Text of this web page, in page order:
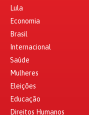
Lula
Economia
Brasil
Internacional
Saúde
Mulheres
Eleições
Educação
Direitos Humanos